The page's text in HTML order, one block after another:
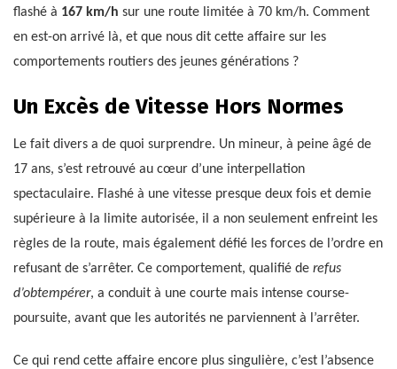
flashé à 167 km/h sur une route limitée à 70 km/h. Comment
en est-on arrivé là, et que nous dit cette affaire sur les
comportements routiers des jeunes générations ?
Un Excès de Vitesse Hors Normes
Le fait divers a de quoi surprendre. Un mineur, à peine âgé de
17 ans, s’est retrouvé au cœur d’une interpellation
spectaculaire. Flashé à une vitesse presque deux fois et demie
supérieure à la limite autorisée, il a non seulement enfreint les
règles de la route, mais également défié les forces de l’ordre en
refusant de s’arrêter. Ce comportement, qualifié de refus
d’obtempérer, a conduit à une courte mais intense course-
poursuite, avant que les autorités ne parviennent à l’arrêter.
Ce qui rend cette affaire encore plus singulière, c’est l’absence